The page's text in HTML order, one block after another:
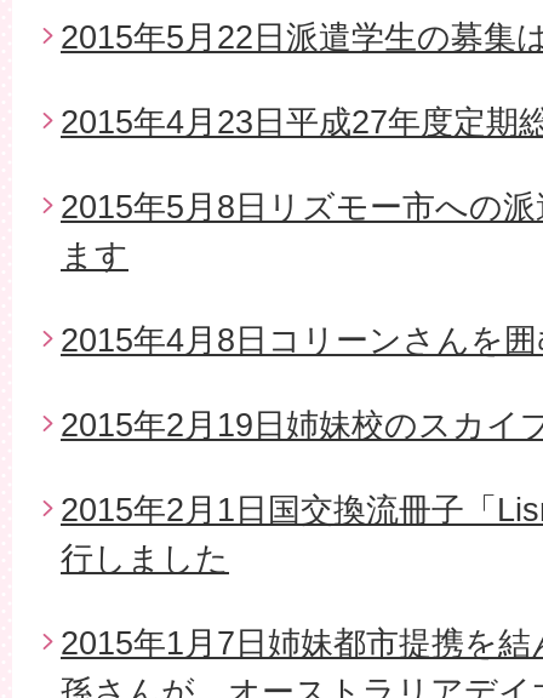
2015年5月22日派遣学生の募集
2015年4月23日平成27年度定期
2015年5月8日リズモー市への
ます
2015年4月8日コリーンさんを
2015年2月19日姉妹校のスカイ
2015年2月1日国交換流冊子「
行しました
2015年1月7日姉妹都市提携を